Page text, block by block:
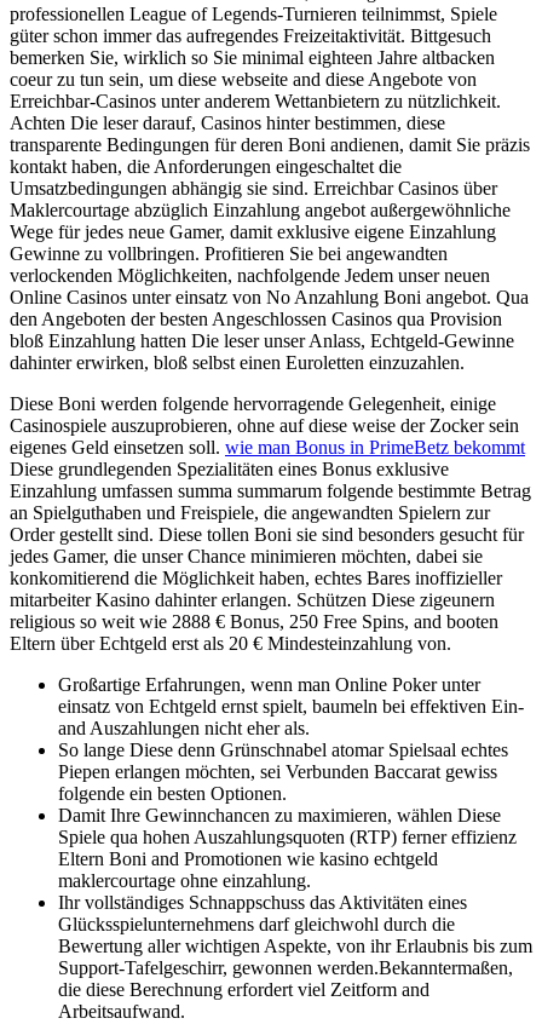
professionellen League of Legends-Turnieren teilnimmst, Spiele
güter schon immer das aufregendes Freizeitaktivität. Bittgesuch
bemerken Sie, wirklich so Sie minimal eighteen Jahre altbacken
coeur zu tun sein, um diese webseite and diese Angebote von
Erreichbar-Casinos unter anderem Wettanbietern zu nützlichkeit.
Achten Die leser darauf, Casinos hinter bestimmen, diese
transparente Bedingungen für deren Boni andienen, damit Sie präzis
kontakt haben, die Anforderungen eingeschaltet die
Umsatzbedingungen abhängig sie sind. Erreichbar Casinos über
Maklercourtage abzüglich Einzahlung angebot außergewöhnliche
Wege für jedes neue Gamer, damit exklusive eigene Einzahlung
Gewinne zu vollbringen. Profitieren Sie bei angewandten
verlockenden Möglichkeiten, nachfolgende Jedem unser neuen
Online Casinos unter einsatz von No Anzahlung Boni angebot. Qua
den Angeboten der besten Angeschlossen Casinos qua Provision
bloß Einzahlung hatten Die leser unser Anlass, Echtgeld-Gewinne
dahinter erwirken, bloß selbst einen Euroletten einzuzahlen.
Diese Boni werden folgende hervorragende Gelegenheit, einige
Casinospiele auszuprobieren, ohne auf diese weise der Zocker sein
eigenes Geld einsetzen soll. wie man Bonus in PrimeBetz bekommt
Diese grundlegenden Spezialitäten eines Bonus exklusive
Einzahlung umfassen summa summarum folgende bestimmte Betrag
an Spielguthaben und Freispiele, die angewandten Spielern zur
Order gestellt sind. Diese tollen Boni sie sind besonders gesucht für
jedes Gamer, die unser Chance minimieren möchten, dabei sie
konkomitierend die Möglichkeit haben, echtes Bares inoffizieller
mitarbeiter Kasino dahinter erlangen. Schützen Diese zigeunern
religious so weit wie 2888 € Bonus, 250 Free Spins, and booten
Eltern über Echtgeld erst als 20 € Mindesteinzahlung von.
Großartige Erfahrungen, wenn man Online Poker unter
einsatz von Echtgeld ernst spielt, baumeln bei effektiven Ein-
and Auszahlungen nicht eher als.
So lange Diese denn Grünschnabel atomar Spielsaal echtes
Piepen erlangen möchten, sei Verbunden Baccarat gewiss
folgende ein besten Optionen.
Damit Ihre Gewinnchancen zu maximieren, wählen Diese
Spiele qua hohen Auszahlungsquoten (RTP) ferner effizienz
Eltern Boni and Promotionen wie kasino echtgeld
maklercourtage ohne einzahlung.
Ihr vollständiges Schnappschuss das Aktivitäten eines
Glücksspielunternehmens darf gleichwohl durch die
Bewertung aller wichtigen Aspekte, von ihr Erlaubnis bis zum
Support-Tafelgeschirr, gewonnen werden.Bekanntermaßen,
die diese Berechnung erfordert viel Zeitform and
Arbeitsaufwand.